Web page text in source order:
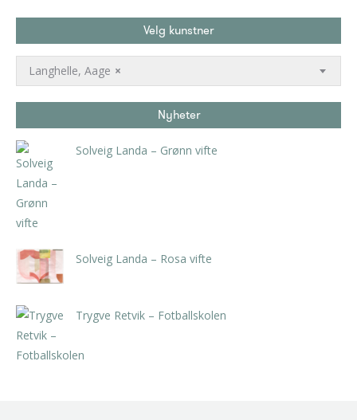
Velg kunstner
×
Langhelle, Aage
Nyheter
Solveig Landa – Grønn vifte
Solveig Landa – Rosa vifte
Trygve Retvik – Fotballskolen